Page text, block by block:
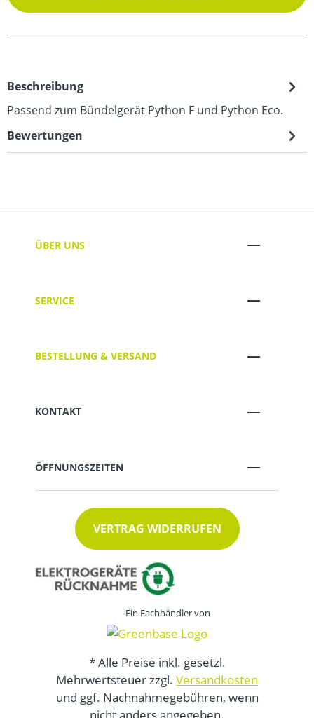
Beschreibung
Passend zum Bündelgerät Python F und Python Eco.
Bewertungen
ÜBER UNS
SERVICE
BESTELLUNG & VERSAND
KONTAKT
ÖFFNUNGSZEITEN
VERTRAG WIDERRUFEN
Ein Fachhändler von
* Alle Preise inkl. gesetzl.
Mehrwertsteuer zzgl. Versandkosten
und ggf. Nachnahmegebühren, wenn